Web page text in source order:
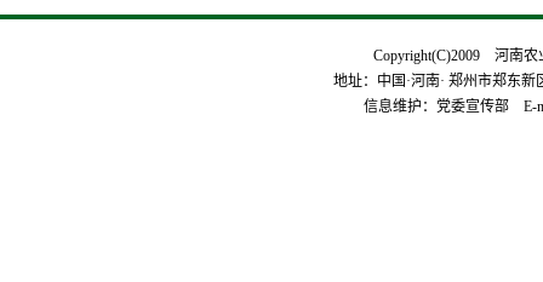
Copyright(C)2009 河南
地址：中国·河南· 郑州市郑东
信息维护：党委宣传部 E-